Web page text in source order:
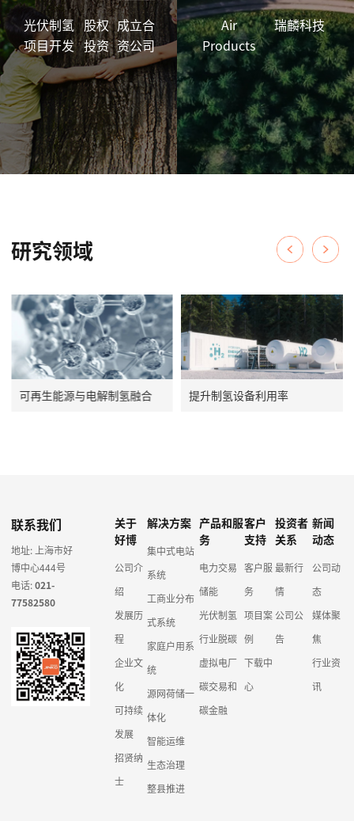
光伏制氢
项目开发
股权
投资
成立合
资公司
Air
Products
瑞麟科技
研究领域
可再生能源与电解制氢融合 提升制氢设备利用率
联系我们
地址: 上海市好
博中心444号
电话:021-
77582580
关于
好博
公司介
绍
发展历
程
企业文
化
可持续
发展
招贤纳
士
解决方案
集中式电站
系统
工商业分布
式系统
家庭户用系
统
源网荷储一
体化
智能运维
生态治理
整县推进
产品和服
务
电力交易
储能
光伏制氢
行业脱碳
虚拟电厂
碳交易和
碳金融
客户
支持
客户服
务
项目案
例
下载中
心
投资者
关系
最新行
情
公司公
告
新闻
动态
公司动
态
媒体聚
焦
行业资
讯